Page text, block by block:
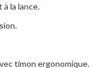
la lance.
timon ergonomique.